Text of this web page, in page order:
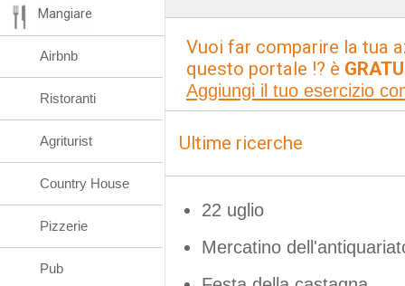
Vuoi far comparire la tua
questo portale !? è
Aggiungi il tuo esercizio
Ultime ricerche
22 uglio
Mercatino
Mangiare
Airbnb
Ristoranti
Agriturist
Country House
Pizzerie
Pub